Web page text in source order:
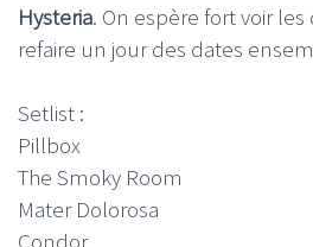
Hysteria. On espère fort voir
refaire un jour des dates
Setlist :
Pillbox
The Smoky Room
Mater Dolorosa
Condor